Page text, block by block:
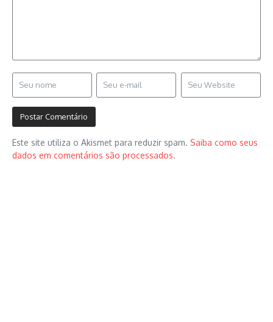
Este site utiliza o Akismet para reduzir spam. Saiba como seus
dados em comentários são processados.